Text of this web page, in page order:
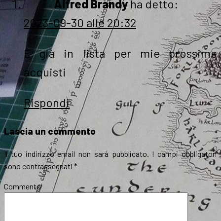
Alfred Brandy ha detto:
2023-09-30 alle 20:32
È già in lista per mie prossime
acquisti
Rispondi
Lascia un commento
Il tuo indirizzo email non sarà pubblicato.
I campi obbligatori
sono contrassegnati *
Commento *